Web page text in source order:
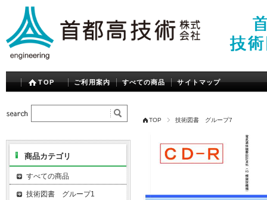
TOP ご利用案内 すべての商品 サイトマップ
TOP 技術図書 グループ7
商品カテゴリ
すべての商品
技術図書 グループ1